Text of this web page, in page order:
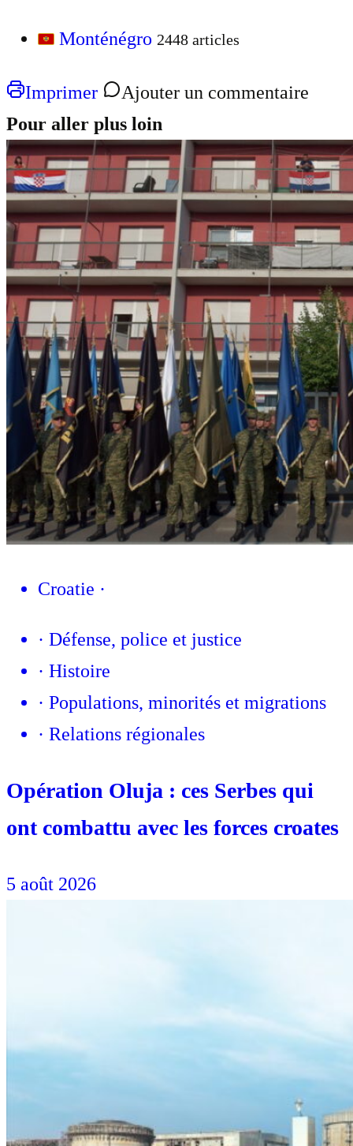
Monténégro 2448 articles
Imprimer
Ajouter un commentaire
Pour aller plus loin
Croatie ·
· Défense, police et justice
· Histoire
· Populations, minorités et migrations
· Relations régionales
Opération Oluja : ces Serbes qui
ont combattu avec les forces croates
5 août 2026